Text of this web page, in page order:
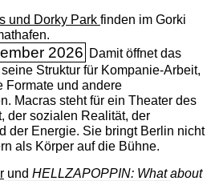
und Dorky Park finden im Gorki
2026 Damit öffnet das
Struktur für Kompanie-Arbeit,
Formate und andere
Macras steht für ein Theater des
der sozialen Realität, der
der Energie. Sie bringt Berlin nicht
als Körper auf die Bühne.
und HELLZAPOPPIN: What about